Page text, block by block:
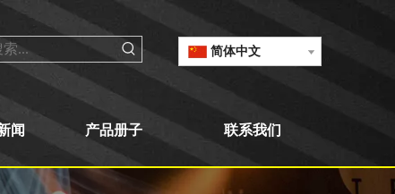
简体中文
闻 产品册子 联系我们